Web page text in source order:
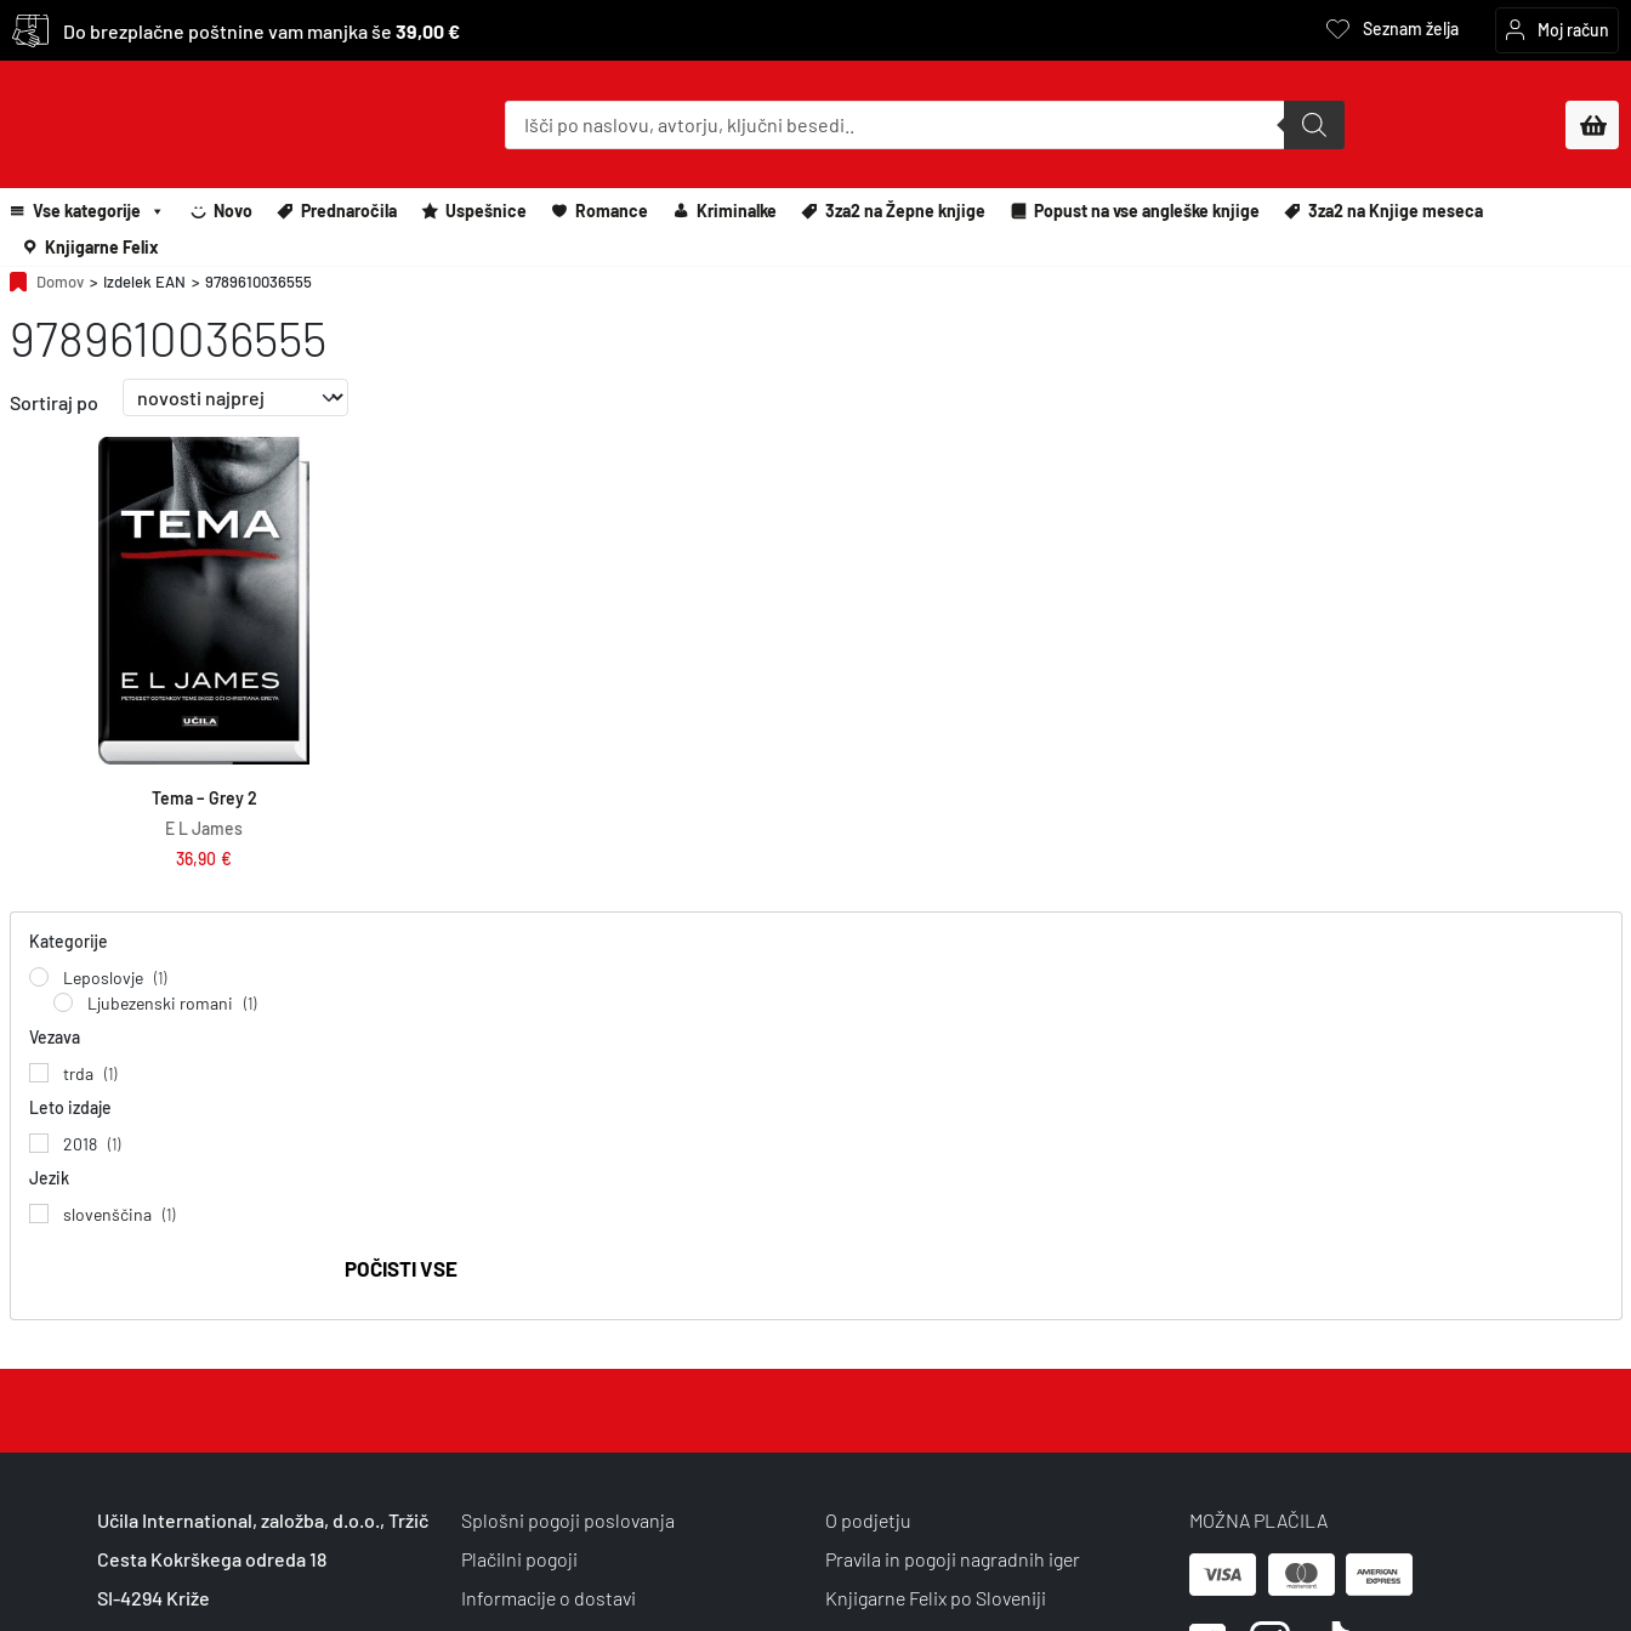
Do brezplačne poštnine vam manjka še 39,00 € Seznam želja Moj račun
P
o
u
c
t
Vse kategorije Novo Prednaročila Uspešnice Romance Kriminalke 3za2 na Žepne knjige Popust na vse angleške knjige
3za2 na Knjige meseca
Knjigarne Felix
Domov > Izdelek EAN > 9789610036555
9789610036555
Sortiraj po
Tema – Grey 2
E L James
36,90 €
Dodaj v košarico
Kategorije
Leposlovje (1)
Ljubezenski romani (1)
Vezava
trda (1)
Leto izdaje
2018 (1)
Jezik
slovenščina (1)
POČISTI VSE
Učila International, založba, d.o.o., Tržič
Cesta Kokrškega odreda 18
SI-4294 Križe
Splošni pogoji poslovanja
Plačilni pogoji
Informacije o dostavi
O podjetju
Pravila in pogoji nagradnih iger
Knjigarne Felix po Sloveniji
MOŽNA PLAČILA